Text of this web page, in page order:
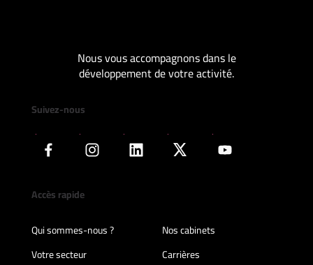
Nous vous accompagnons dans le
développement de votre activité.
Suivez-nous
Accès rapide
Qui sommes-nous ?
Nos cabinets
Votre secteur
Carrières